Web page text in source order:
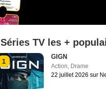
Séries TV les +
1
GIGN
Action, Drame
22 juillet 2026 sur